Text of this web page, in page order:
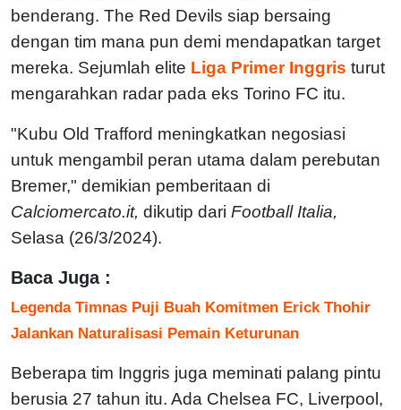
benderang. The Red Devils siap bersaing
dengan tim mana pun demi mendapatkan target
mereka. Sejumlah elite Liga Primer Inggris turut
mengarahkan radar pada eks Torino FC itu.
"Kubu Old Trafford meningkatkan negosiasi
untuk mengambil peran utama dalam perebutan
Bremer," demikian pemberitaan di
Calciomercato.it, dikutip dari Football Italia,
Selasa (26/3/2024).
Baca Juga :
Legenda Timnas Puji Buah Komitmen Erick Thohir
Jalankan Naturalisasi Pemain Keturunan
Beberapa tim Inggris juga meminati palang pintu
berusia 27 tahun itu. Ada Chelsea FC, Liverpool,